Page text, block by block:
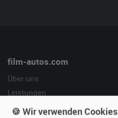
film-autos.com
Über uns
Leistungen
Referenzen
🍪 Wir verwenden Cookies